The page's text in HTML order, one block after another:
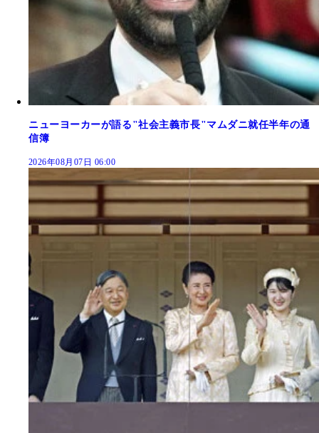
ニューヨーカーが語る"社会主義市長"マムダニ就任半年の通
信簿
2026年08月07日 06:00